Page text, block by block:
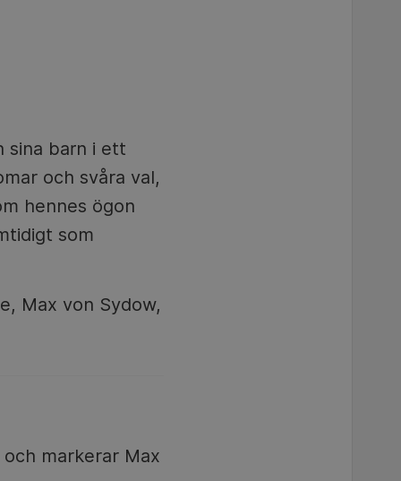
sina barn i ett
och svåra val,
hennes ögon
som
Max von Sydow,
markerar Max